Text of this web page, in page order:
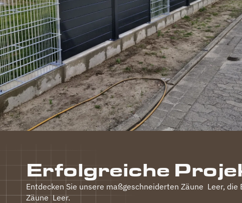
Erfolgreiche
Entdecken Sie unsere maßgeschneiderten Zäune Leer, die
ZäuneLeer.